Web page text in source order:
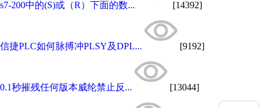
s7-200中的(S)或（R）下面的数... [14392]
信捷PLC如何脉搏冲PLSY及DPL... [9192]
0.1秒摧残任何版本威纶禁止反... [13044]